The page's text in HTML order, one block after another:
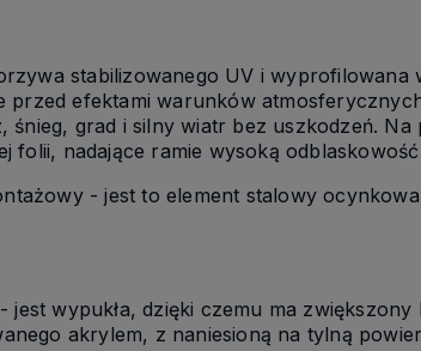
stabilizowanego UV i wyprofilowana
przed efektami warunków
śnieg, grad i silny wiatr bez uszkodzeń.
folii, nadające ramie wysoką
- jest to element stalowy
wypukła, dzięki czemu ma zwiększony
akrylem, z naniesioną na tylną